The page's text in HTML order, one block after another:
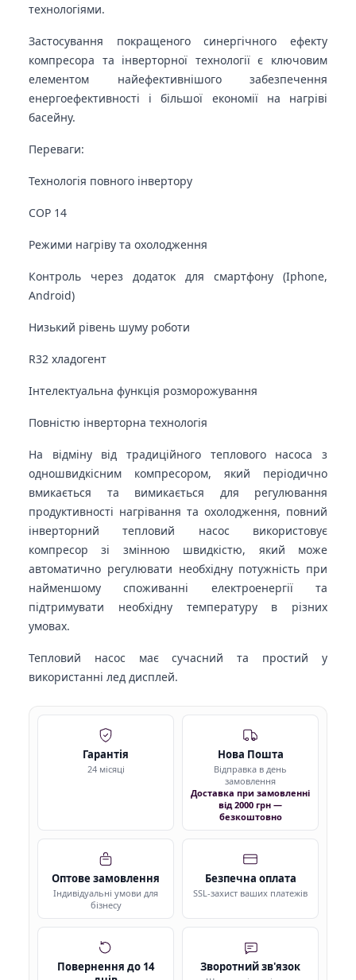
технологіями.
Застосування покращеного синергічного ефекту
компресора та інверторної технології є ключовим
елементом найефективнішого забезпечення
енергоефективності і більшої економії на нагріві
басейну.
Переваги:
Технологія повного інвертору
COP 14
Режими нагріву та охолодження
Контроль через додаток для смартфону (Iphone,
Android)
Низький рівень шуму роботи
R32 хладогент
Інтелектуальна функція розморожування
Повністю інверторна технологія
На відміну від традиційного теплового насоса з
одношвидкісним компресором, який періодично
вмикається та вимикається для регулювання
продуктивності нагрівання та охолодження, повний
інверторний тепловий насос використовує
компресор зі змінною швидкістю, який може
автоматично регулювати необхідну потужність при
найменшому споживанні електроенергії та
підтримувати необхідну температуру в різних
умовах.
Тепловий насос має сучасний та простий у
використанні лед дисплей.
Гарантія
24 місяці
Нова Пошта
Відправка в день
замовлення
Доставка при замовленні
від 2000 грн —
безкоштовно
Оптове замовлення
Індивідуальні умови для
бізнесу
Безпечна оплата
SSL-захист ваших платежів
Повернення до 14
Зворотний зв'язок